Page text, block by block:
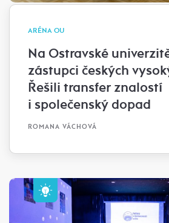
ARÉNA OU
Na Ostravské
zástupci českých
Řešili transfer znalostí
i společenský dopad
ROMANA VÁCHOVÁ